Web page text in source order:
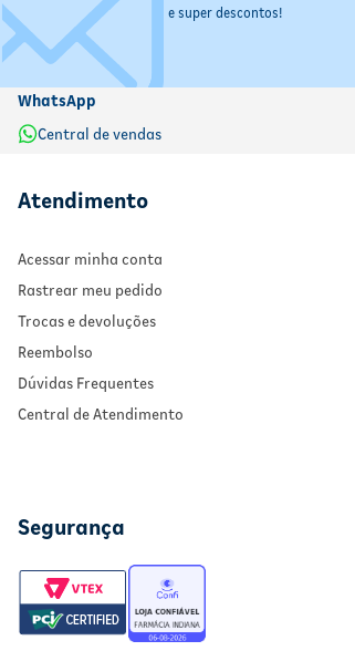
e super descontos!
WhatsApp
Central de vendas
Atendimento
Acessar minha conta
Rastrear meu pedido
Trocas e devoluções
Reembolso
Dúvidas Frequentes
Central de Atendimento
Segurança